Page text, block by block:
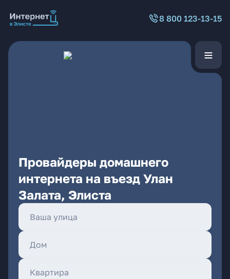
8 800 123-13-15
Провайдеры домашнего
интернета на въезд Улан
Залата, Элиста